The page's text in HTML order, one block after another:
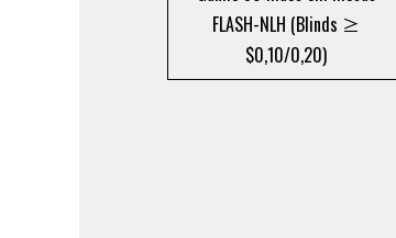
FLASH-NLH (Blinds ≥
$0,10/0,20)